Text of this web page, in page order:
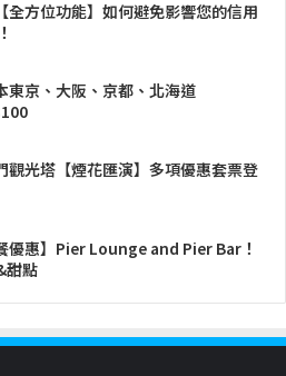
全方位功能】如何避免影響您的信用
東京、大阪、京都、北海道
觀光塔【煙花匯演】多項優惠套票登
優惠】Pier Lounge and Pier Bar！
甜點